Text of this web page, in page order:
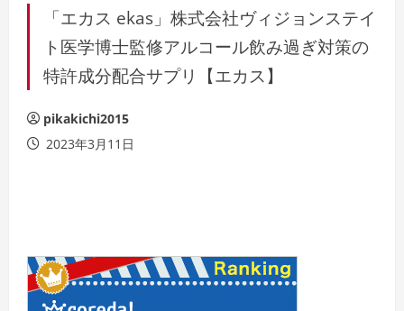
「エカス ekas」株式会社ヴィジョンステイ
ト医学博士監修アルコール飲み過ぎ対策の
特許成分配合サプリ【エカス】
pikakichi2015
2023年3月11日